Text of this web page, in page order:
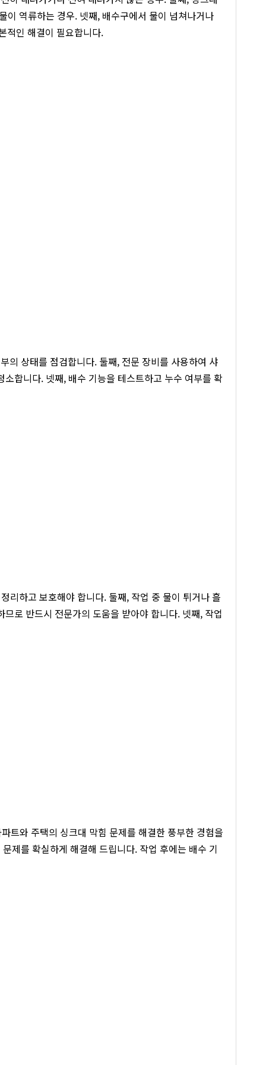
이 역류하는 경우. 넷째, 배수구에서 물이 넘쳐나거나
적인 해결이 필요합니다.
의 상태를 점검합니다. 둘째, 전문 장비를 사용하여 샤
합니다. 넷째, 배수 기능을 테스트하고 누수 여부를 확
리하고 보호해야 합니다. 둘째, 작업 중 물이 튀거나 흘
로 반드시 전문가의 도움을 받아야 합니다. 넷째, 작업
트와 주택의 싱크대 막힘 문제를 해결한 풍부한 경험을
제를 확실하게 해결해 드립니다. 작업 후에는 배수 기